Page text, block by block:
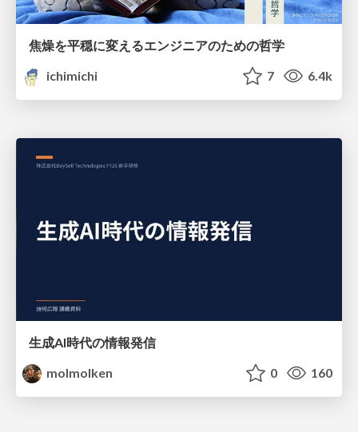
焦燥を平穏に変えるエンジニアのための哲学
ichimichi
7 6.4k
生成AI時代の情報発信
molmolken
0 160